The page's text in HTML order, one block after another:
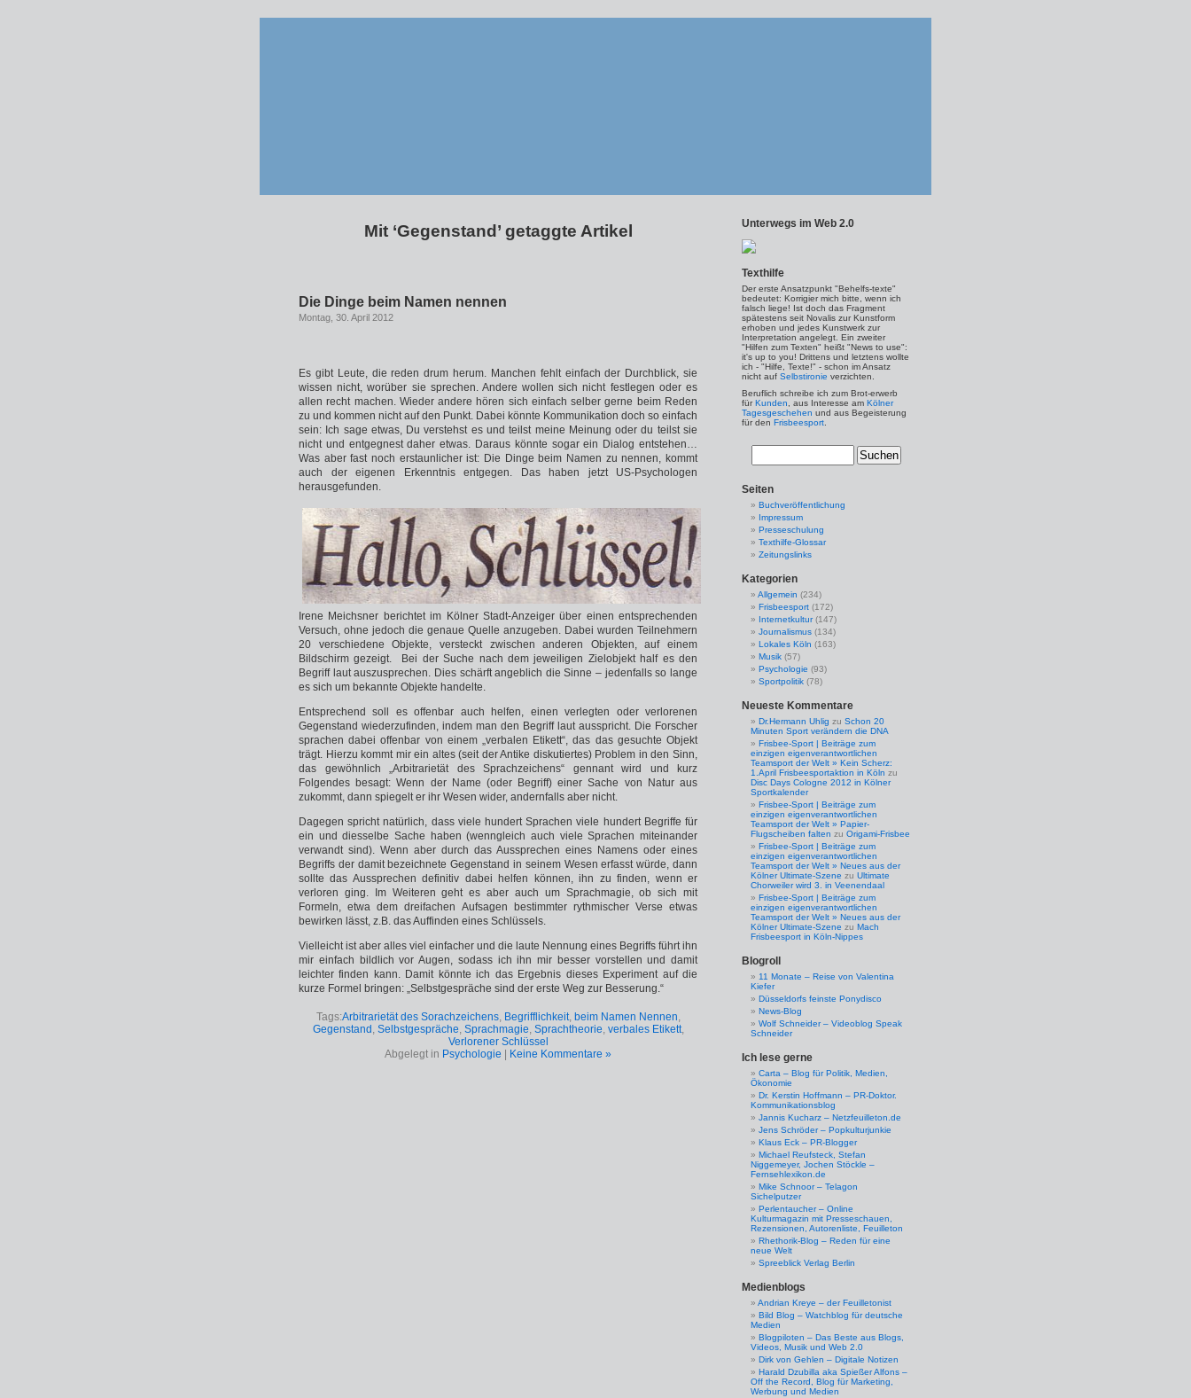
Mit ‘Gegenstand’ getaggte Artikel
Die Dinge beim Namen nennen
Montag, 30. April 2012
Es gibt Leute, die reden drum herum. Manchen fehlt einfach der Durchblick, sie
wissen nicht, worüber sie sprechen. Andere wollen sich nicht festlegen oder es
allen recht machen. Wieder andere hören sich einfach selber gerne beim Reden
zu und kommen nicht auf den Punkt. Dabei könnte Kommunikation doch so einfach
sein: Ich sage etwas, Du verstehst es und teilst meine Meinung oder du teilst sie
nicht und entgegnest daher etwas. Daraus könnte sogar ein Dialog entstehen…
Was aber fast noch erstaunlicher ist: Die Dinge beim Namen zu nennen, kommt
auch der eigenen Erkenntnis entgegen. Das haben jetzt US-Psychologen
herausgefunden.
Irene Meichsner berichtet im Kölner Stadt-Anzeiger über einen entsprechenden
Versuch, ohne jedoch die genaue Quelle anzugeben. Dabei wurden Teilnehmern
20 verschiedene Objekte, versteckt zwischen anderen Objekten, auf einem
Bildschirm gezeigt. Bei der Suche nach dem jeweiligen Zielobjekt half es den
Begriff laut auszusprechen. Dies schärft angeblich die Sinne – jedenfalls so lange
es sich um bekannte Objekte handelte.
Entsprechend soll es offenbar auch helfen, einen verlegten oder verlorenen
Gegenstand wiederzufinden, indem man den Begriff laut ausspricht. Die Forscher
sprachen dabei offenbar von einem „verbalen Etikett“, das das gesuchte Objekt
trägt. Hierzu kommt mir ein altes (seit der Antike diskutiertes) Problem in den Sinn,
das gewöhnlich „Arbitrarietät des Sprachzeichens“ gennant wird und kurz
Folgendes besagt: Wenn der Name (oder Begriff) einer Sache von Natur aus
zukommt, dann spiegelt er ihr Wesen wider, andernfalls aber nicht.
Dagegen spricht natürlich, dass viele hundert Sprachen viele hundert Begriffe für
ein und diesselbe Sache haben (wenngleich auch viele Sprachen miteinander
verwandt sind). Wenn aber durch das Aussprechen eines Namens oder eines
Begriffs der damit bezeichnete Gegenstand in seinem Wesen erfasst würde, dann
sollte das Aussprechen definitiv dabei helfen können, ihn zu finden, wenn er
verloren ging. Im Weiteren geht es aber auch um Sprachmagie, ob sich mit
Formeln, etwa dem dreifachen Aufsagen bestimmter rythmischer Verse etwas
bewirken lässt, z.B. das Auffinden eines Schlüssels.
Vielleicht ist aber alles viel einfacher und die laute Nennung eines Begriffs führt ihn
mir einfach bildlich vor Augen, sodass ich ihn mir besser vorstellen und damit
leichter finden kann. Damit könnte ich das Ergebnis dieses Experiment auf die
kurze Formel bringen: „Selbstgespräche sind der erste Weg zur Besserung.“
Tags:Arbitrarietät des Sorachzeichens, Begrifflichkeit, beim Namen Nennen,
Gegenstand , Selbstgespräche, Sprachmagie, Sprachtheorie, verbales Etikett,
Verlorener Schlüssel
Abgelegt in Psychologie Keine Kommentare »
Unterwegs im Web 2.0
Texthilfe
Der erste Ansatzpunkt "Behelfs-texte"
bedeutet: Korrigier mich bitte, wenn ich
falsch liege! Ist doch das Fragment
spätestens seit Novalis zur Kunstform
erhoben und jedes Kunstwerk zur
Interpretation angelegt. Ein zweiter
"Hilfen zum Texten" heißt "News to use":
it's up to you! Drittens und letztens wollte
ich - "Hilfe, Texte!" - schon im Ansatz
nicht auf Selbstironie verzichten.
Beruflich schreibe ich zum Brot-erwerb
für Kunden , aus Interesse am Kölner
Tagesgeschehen und aus Begeisterung
für den Frisbeesport
Seiten
Buchveröffentlichung
Impressum
Presseschulung
Texthilfe-Glossar
Zeitungslinks
Kategorien
Allgemein (234)
Frisbeesport (172)
Internetkultur(147)
Journalismus (134)
Lokales Köln (163)
Musik (57)
Psychologie (93)
Sportpolitik (78)
Neueste Kommentare
Dr.Hermann Uhlig zu Schon 20
Minuten Sport verändern die DNA
Frisbee-Sport | Beiträge zum
einzigen eigenverantwortlichen
Teamsport der Welt » Kein Scherz:
1.April Frisbeesportaktion in Köln zu
Disc Days Cologne 2012 in Kölner
Sportkalender
Frisbee-Sport | Beiträge zum
einzigen eigenverantwortlichen
Teamsport der Welt » Papier-
Flugscheiben falten zu Origami-Frisbee
Frisbee-Sport | Beiträge zum
einzigen eigenverantwortlichen
Teamsport der Welt » Neues aus der
Kölner Ultimate-Szene zu Ultimate
Chorweiler wird 3. in Veenendaal
Frisbee-Sport | Beiträge zum
einzigen eigenverantwortlichen
Teamsport der Welt » Neues aus der
Kölner Ultimate-Szene zu Mach
Frisbeesport in Köln-Nippes
Blogroll
11 Monate – Reise von Valentina
Kiefer
Düsseldorfs feinste Ponydisco
News-Blog
Wolf Schneider – Videoblog Speak
Schneider
Ich lese gerne
Carta – Blog für Politik, Medien,
Ökonomie
Dr. Kerstin Hoffmann – PR-Doktor.
Kommunikationsblog
Jannis Kucharz – Netzfeuilleton.de
Jens Schröder – Popkulturjunkie
Klaus Eck – PR-Blogger
Michael Reufsteck, Stefan
Niggemeyer, Jochen Stöckle –
Fernsehlexikon.de
Mike Schnoor – Telagon
Sichelputzer
Perlentaucher – Online
Kulturmagazin mit Presseschauen,
Rezensionen, Autorenliste, Feuilleton
Rhethorik-Blog – Reden für eine
neue Welt
Spreeblick Verlag Berlin
Medienblogs
Andrian Kreye – der Feuilletonist
Bild Blog – Watchblog für deutsche
Medien
Blogpiloten – Das Beste aus Blogs,
Videos, Musik und Web 2.0
Dirk von Gehlen – Digitale Notizen
Harald Dzubilla aka Spießer Alfons –
Off the Record, Blog für Marketing,
Werbung und Medien